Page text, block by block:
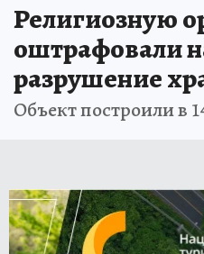
Религиозную
оштрафовали
разрушение
Объект построили в